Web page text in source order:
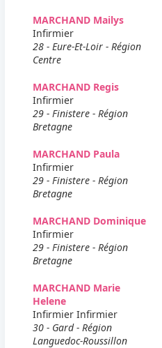
MARCHAND Mailys
Infirmier
28 - Eure-Et-Loir - Région
Centre
MARCHAND Regis
Infirmier
29 - Finistere - Région
Bretagne
MARCHAND Paula
Infirmier
29 - Finistere - Région
Bretagne
MARCHAND Dominique
Infirmier
29 - Finistere - Région
Bretagne
MARCHAND Marie
Helene
Infirmier Infirmier
30 - Gard - Région
Languedoc-Roussillon